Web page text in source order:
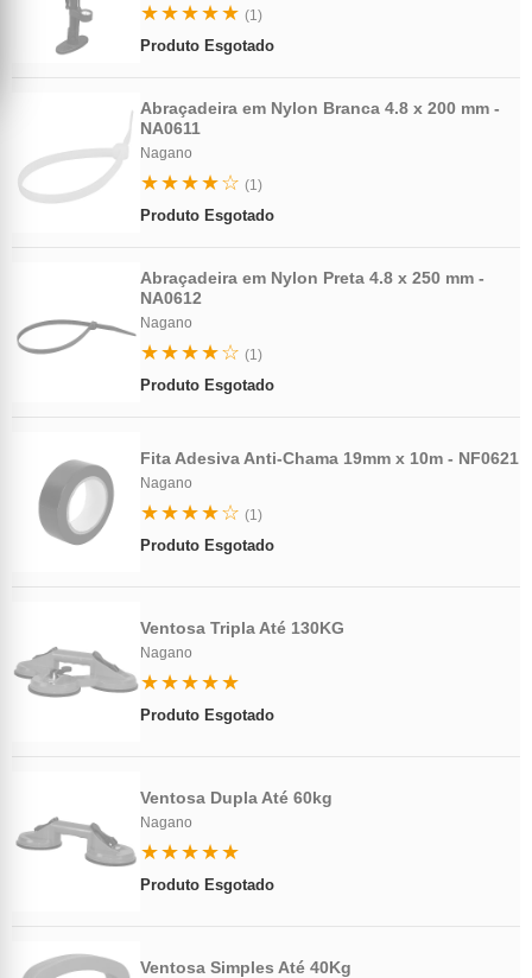
★★★★★ (1)
Produto Esgotado
Abraçadeira em Nylon Branca 4.8 x 200 mm -
NA0611
Nagano
★★★★☆ (1)
Produto Esgotado
Abraçadeira em Nylon Preta 4.8 x 250 mm -
NA0612
Nagano
★★★★☆ (1)
Produto Esgotado
Fita Adesiva Anti-Chama 19mm x 10m - NF0621
Nagano
★★★★☆ (1)
Produto Esgotado
Ventosa Tripla Até 130KG
Nagano
★★★★★
Produto Esgotado
Ventosa Dupla Até 60kg
Nagano
★★★★★
Produto Esgotado
Ventosa Simples Até 40Kg